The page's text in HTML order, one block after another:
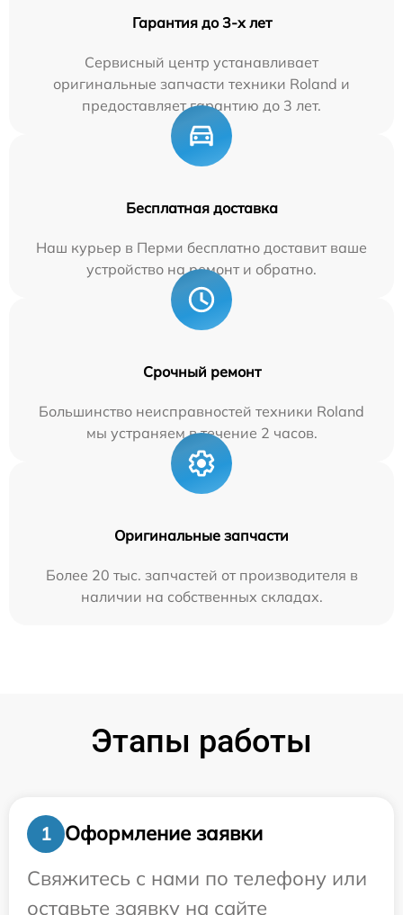
Гарантия до 3-х лет
Сервисный центр устанавливает
оригинальные запчасти техники Roland и
предоставляет гарантию до 3 лет.
Бесплатная доставка
Наш курьер в Перми бесплатно доставит ваше
устройство на ремонт и обратно.
Срочный ремонт
Большинство неисправностей техники Roland
мы устраняем в течение 2 часов.
Оригинальные запчасти
Более 20 тыс. запчастей от производителя в
наличии на собственных складах.
Этапы работы
1
Оформление заявки
Свяжитесь с нами по телефону или
оставьте заявку на сайте